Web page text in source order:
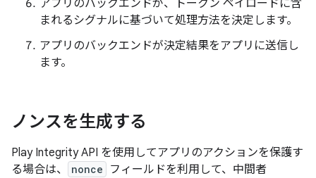
アプリのバックエンドが、トークン ペイロードに含
まれるシグナルに基づいて処理方法を決定します。
アプリのバックエンドが決定結果をアプリに送信し
ます。
ノンスを生成する
Play Integrity API を使用してアプリのアクションを保護す
る場合は、
nonce
フィールドを利用して、中間者